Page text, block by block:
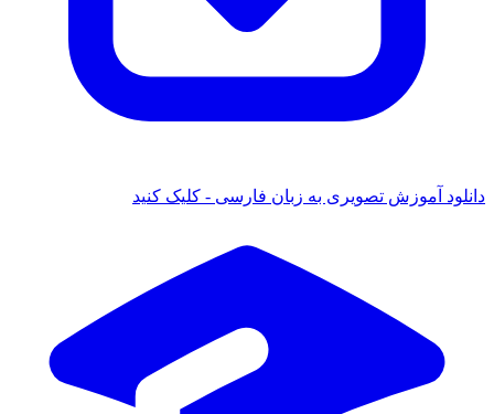
دانلود آموزش تصویری به زبان فارسی - کلیک کنید